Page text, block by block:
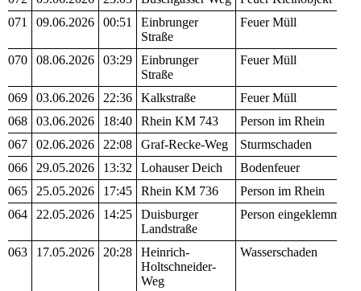
071
09.06.2026 00:51
Einbrunger
Straße
Feuer Müll
070 08.06.2026 03:29
Einbrunger
Straße
Feuer Müll
069 03.06.2026 22:36 Kalkstraße
Feuer Müll
068
03.06.2026 18:40 Rhein KM 743
Person im Rhein
067
02.06.2026 22:08 Graf-Recke-Weg
Sturmschaden
066
29.05.2026 13:32 Lohauser Deich
Bodenfeuer
065
25.05.2026 17:45 Rhein KM 736
Person im Rhein
064
22.05.2026 14:25
Duisburger
Landstraße
Person eingeklemmt
063 17.05.2026 20:28
Heinrich-
Holtschneider-
Weg
Wasserschaden